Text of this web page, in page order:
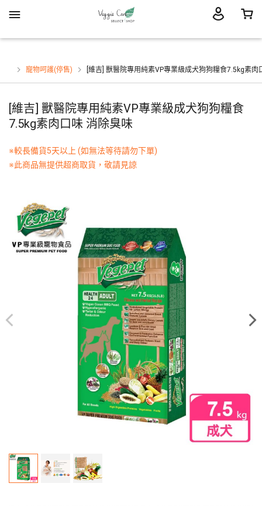
寵物呵護(停售) [維吉] 獸醫院專用純素VP專業級成犬狗狗糧食7.5kg素肉
[維吉] 獸醫院專用純素VP專業級成犬狗狗糧食
7.5kg素肉口味 消除臭味
※較長備貨5天以上 (如無法等待請勿下單)
※此商品無提供超商取貨，敬請見諒